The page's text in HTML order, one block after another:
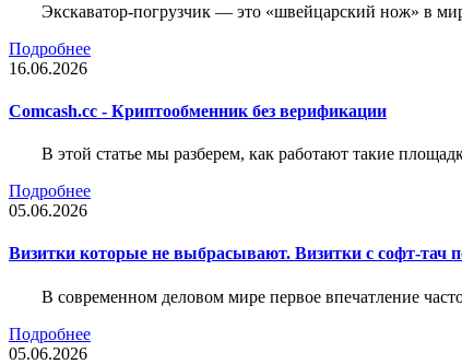
Экскаватор-погрузчик — это «швейцарский нож» в
Подробнее
16.06.2026
Comcash.cc - Криптообменник без верификации
В этой статье мы разберем, как работают такие
Подробнее
05.06.2026
Визитки которые не выбрасывают. Визитки с софт-тач
В современном деловом мире первое впечатление
Подробнее
05.06.2026